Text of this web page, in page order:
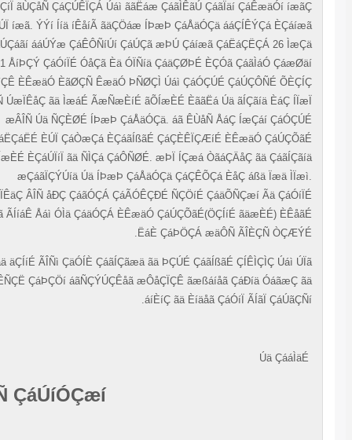
ÊÊÒÇíÏ ãÙÇåÑ ÇáÇÚÊÏÇÁ Úáì ããËáæ ÇáãÌÊãÚ ÇáãÏäí ÇáÊæäÓí
ÈÚÏ íæã. ÝÝí Ííä íÊåíÃ ãäÇÖáæ ÍÞæÞ ÇáÅäÓÇä ááÇÍÊÝÇá
ÇáÚÇáãí ááÚÝæ ÇáÊÔÑíÚí ÇáÚÇã æÞÚ Çáíæã ÇáËáÇËÇÁ 26
2001 ÅíÞÇÝ ÇáÓíÏÉ ÓåÇã Èä ÓÏÑíä ÇáäÇØÞÉ ÈÇÓã ÇáãÌáÓ
ááÍÑíÇÊ ÈÊæäÓ ÈãØÇÑ ÊæäÓ ÞÑØÇÌ Úáì ÇáÓÇÚÉ ÇáÚÇÔÑÉ
ÅËÑ ÚæÏÊåÇ ãä ÌæáÉ ÃæÑæÈíÉ ãÕÍæÈÉ ÈããËá Úä ãÍÇãíä ÈáÇ
æÂÎÑ Úä ÑÇÈØÉ ÍÞæÞ ÇáÅäÓÇä. áã ÊÙåÑ ÅáÇ ÍæÇáí
ÇáËÇáËÉ ÈÚÏ ÇáÒæÇá ÈÇáãÍßãÉ ÇáÇÈÊÏÇÆíÉ ÈÊæäÓ
ãÕÍæÈÉ ÈÇáÚÏíÏ ãä ÑÌÇá ÇáÔÑØÉ. æÞÏ ÍÇæá ÒãáÇÄåÇ ãä
æÇáãÏÇÝÚíä Úä ÍÞæÞ ÇáÅäÓÇä ÇáÇÊÕÇá ÈåÇ áßä Ïæä
æÃÝÇÏÊäÇ ÂÎÑ åÐÇ ÇáãÓÇÁ ÇáÃÓÊÇÐÉ ÑÇÖíÉ ÇáäÕÑÇæí Ãä
ÓåÇã ÃÍíáÊ Åáì ÓÌä ÇáäÓÇÁ ÈÊæäÓ ÇáÚÇÕãÉ(ÖÇÍíÉ ãäæÈÉ)
ËáÈ ÇáÞÖÇÁ æäÔÑ ÃÎÈÇÑ
ãä äÇÍíÉ ÃÎÑì ÇäÓÍÈ ÇáãÍÇãæä ãä ÞÇÚÉ ÇáãÍßãÉ ÇÍÊÌÇÌÇ Úáì
ÇßÊÑÇË ÇáÞÇÖí áãÑÇÝÚÇÊåã æÔåÇÏÇÊ ãæßáíåã ÇáÐíä ÓáãæÇ
áíÈíÇ ãä Èíäåã ÇáÓíÏ ÃÍãÏ
Úä
ÒåíÑ ÇáÚíÓÇæí